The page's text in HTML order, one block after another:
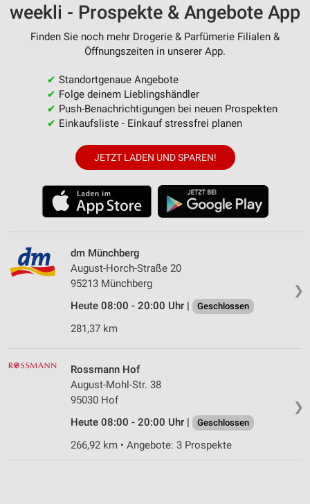
weekli - Prospekte & Angebote App
Finden Sie noch mehr Drogerie & Parfümerie Filialen &
Öffnungszeiten in unserer App.
✔ Standortgenaue Angebote
✔ Folge deinem Lieblingshändler
✔ Push-Benachrichtigungen bei neuen Prospekten
✔ Einkaufsliste - Einkauf stressfrei planen
JETZT LADEN UND SPAREN!
❯
dm Münchberg
August-Horch-Straße 20
95213 Münchberg
Heute 08:00 - 20:00 Uhr |
Geschlossen
281,37 km
❯
Rossmann Hof
August-Mohl-Str. 38
95030 Hof
Heute 08:00 - 20:00 Uhr |
Geschlossen
266,92 km • Angebote: 3 Prospekte